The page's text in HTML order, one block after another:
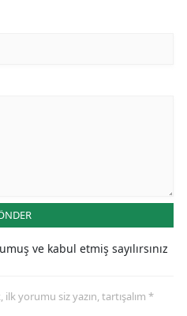
ve kabul etmiş sayılırsınız
yorumu siz yazın, tartışalım *